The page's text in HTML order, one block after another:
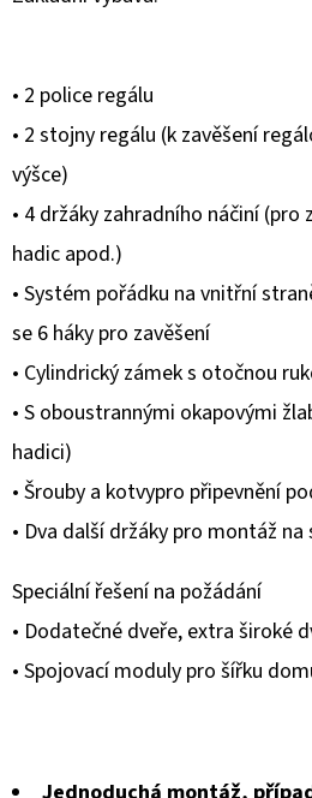
hvězdiček.
• 2 police regálu
• 2 stojny regálu (k zavěšení
výšce)
• 4 držáky zahradního náčiní (pro
hadic apod.)
• Systém pořádku na vnitřní
se 6 háky pro zavěšení
• Cylindrický zámek s otočnou
• S oboustrannými okapovými
hadici)
• Šrouby a kotvypro připevnění
• Dva další držáky pro montáž
Speciální řešení na požádání
• Dodatečné dveře, extra široké
• Spojovací moduly pro šířku